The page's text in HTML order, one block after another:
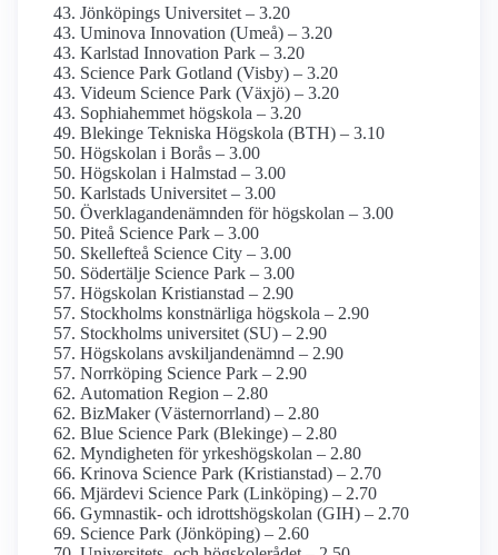
Jönköpings Universitet – 3.20
Uminova Innovation (Umeå) – 3.20
Karlstad Innovation Park – 3.20
Science Park Gotland (Visby) – 3.20
Videum Science Park (Växjö) – 3.20
Sophiahemmet högskola – 3.20
Blekinge Tekniska Högskola (BTH) – 3.10
Högskolan i Borås – 3.00
Högskolan i Halmstad – 3.00
Karlstads Universitet – 3.00
Överklagande­nämnden för högskolan – 3.00
Piteå Science Park – 3.00
Skellefteå Science City – 3.00
Södertälje Science Park – 3.00
Högskolan Kristianstad – 2.90
Stockholms konstnärliga högskola – 2.90
Stockholms universitet (SU) – 2.90
Högskolans avskiljande­nämnd – 2.90
Norrköping Science Park – 2.90
Automation Region – 2.80
BizMaker (Västernorrland) – 2.80
Blue Science Park (Blekinge) – 2.80
Myndigheten för yrkes­högskolan – 2.80
Krinova Science Park (Kristianstad) – 2.70
Mjärdevi Science Park (Linköping) – 2.70
Gymnastik- och idrotts­högskolan (GIH) – 2.70
Science Park (Jönköping) – 2.60